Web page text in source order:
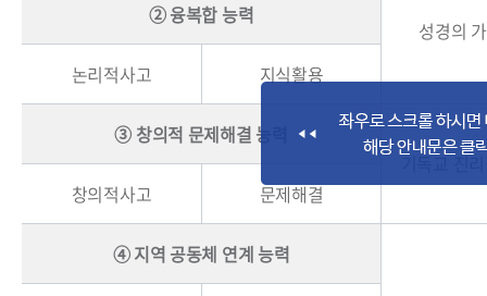
➁ 융복합 능력
성경의
논리적사고
지식활용
➂ 창의적 문제해결 능력
기독교 진
창의적사고
문제해결
➃ 지역 공동체 연계 능력